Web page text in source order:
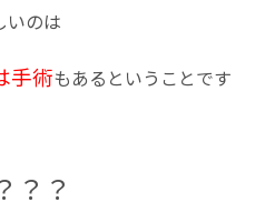
いのは
手術もあるということです
？？